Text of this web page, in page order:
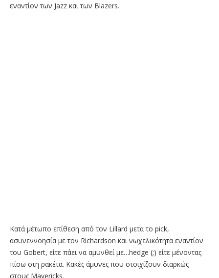
εναντίον των Jazz και των Blazers.
Κατά μέτωπο επίθεση από τον Lillard μετα το pick,
ασυνεννοησία με τον Richardson και νωχελικότητα εναντίον
του Gobert, είτε πάει να αμυνθεί με…hedge (;) είτε μένοντας
πίσω στη ρακέτα. Κακές άμυνες που στοιχίζουν διαρκώς
στους Mavericks.